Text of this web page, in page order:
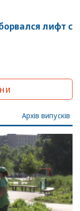
лифт с
Архів випусків